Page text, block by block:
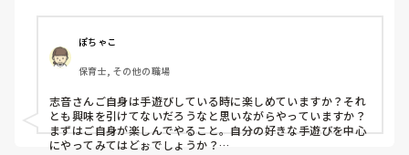
ぽちゃこ
保育士, その他の職場
志音さんご自身は手遊びしている時に楽しめていますか？それ
とも興味を引けてないだろうなと思いながらやっていますか？
まずはご自身が楽しんでやること。自分の好きな手遊びを中心
にやってみてはどぉでしょうか？